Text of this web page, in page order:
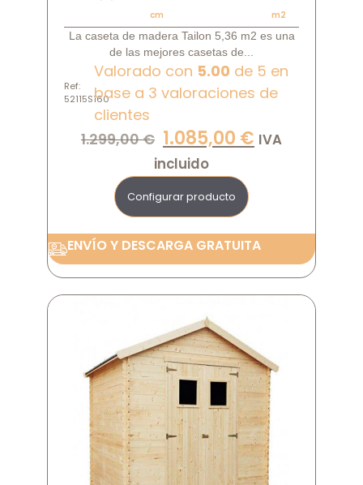
cm
m2
La caseta de madera Tailon 5,36 m2 es una
de las mejores casetas de...
Ref:
52115S160
Valorado con 5.00 de 5 en
base a 3 valoraciones de
clientes
1.299,00€ 1.085,00 € IVA
incluido
Configurar producto
ENVÍO Y DESCARGA GRATUITA